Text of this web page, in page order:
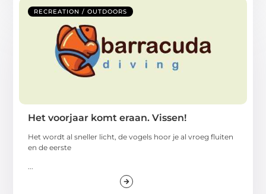
RECREATION / OUTDOORS
Het voorjaar komt eraan. Vissen!
Het wordt al sneller licht, de vogels hoor je al vroeg fluiten
en de eerste
...